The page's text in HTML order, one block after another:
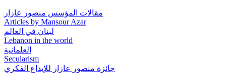
مقالات المؤسس منصور عازار
Articles by Mansour Azar
لبنان في العالم
Lebanon in the world
العلمانية
Secularism
جائزة منصور عازار للإبداع الفكري